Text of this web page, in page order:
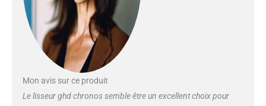
Mon avis sur ce produit
Le lisseur ghd chronos semble être un excellent choix pour